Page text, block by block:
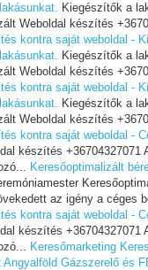
Kiegészítők a
Weboldal készítés
kontra saját weboldal -
Kiegészítők a
Weboldal készítés
kontra saját weboldal -
Kiegészítők a
Weboldal készítés
kontra saját weboldal -
készítés +36704327071
Keresőoptimalizált
az igény a céges
kontra saját weboldal -
készítés +36704327071
Keresőmarketing
Gázszerelő és